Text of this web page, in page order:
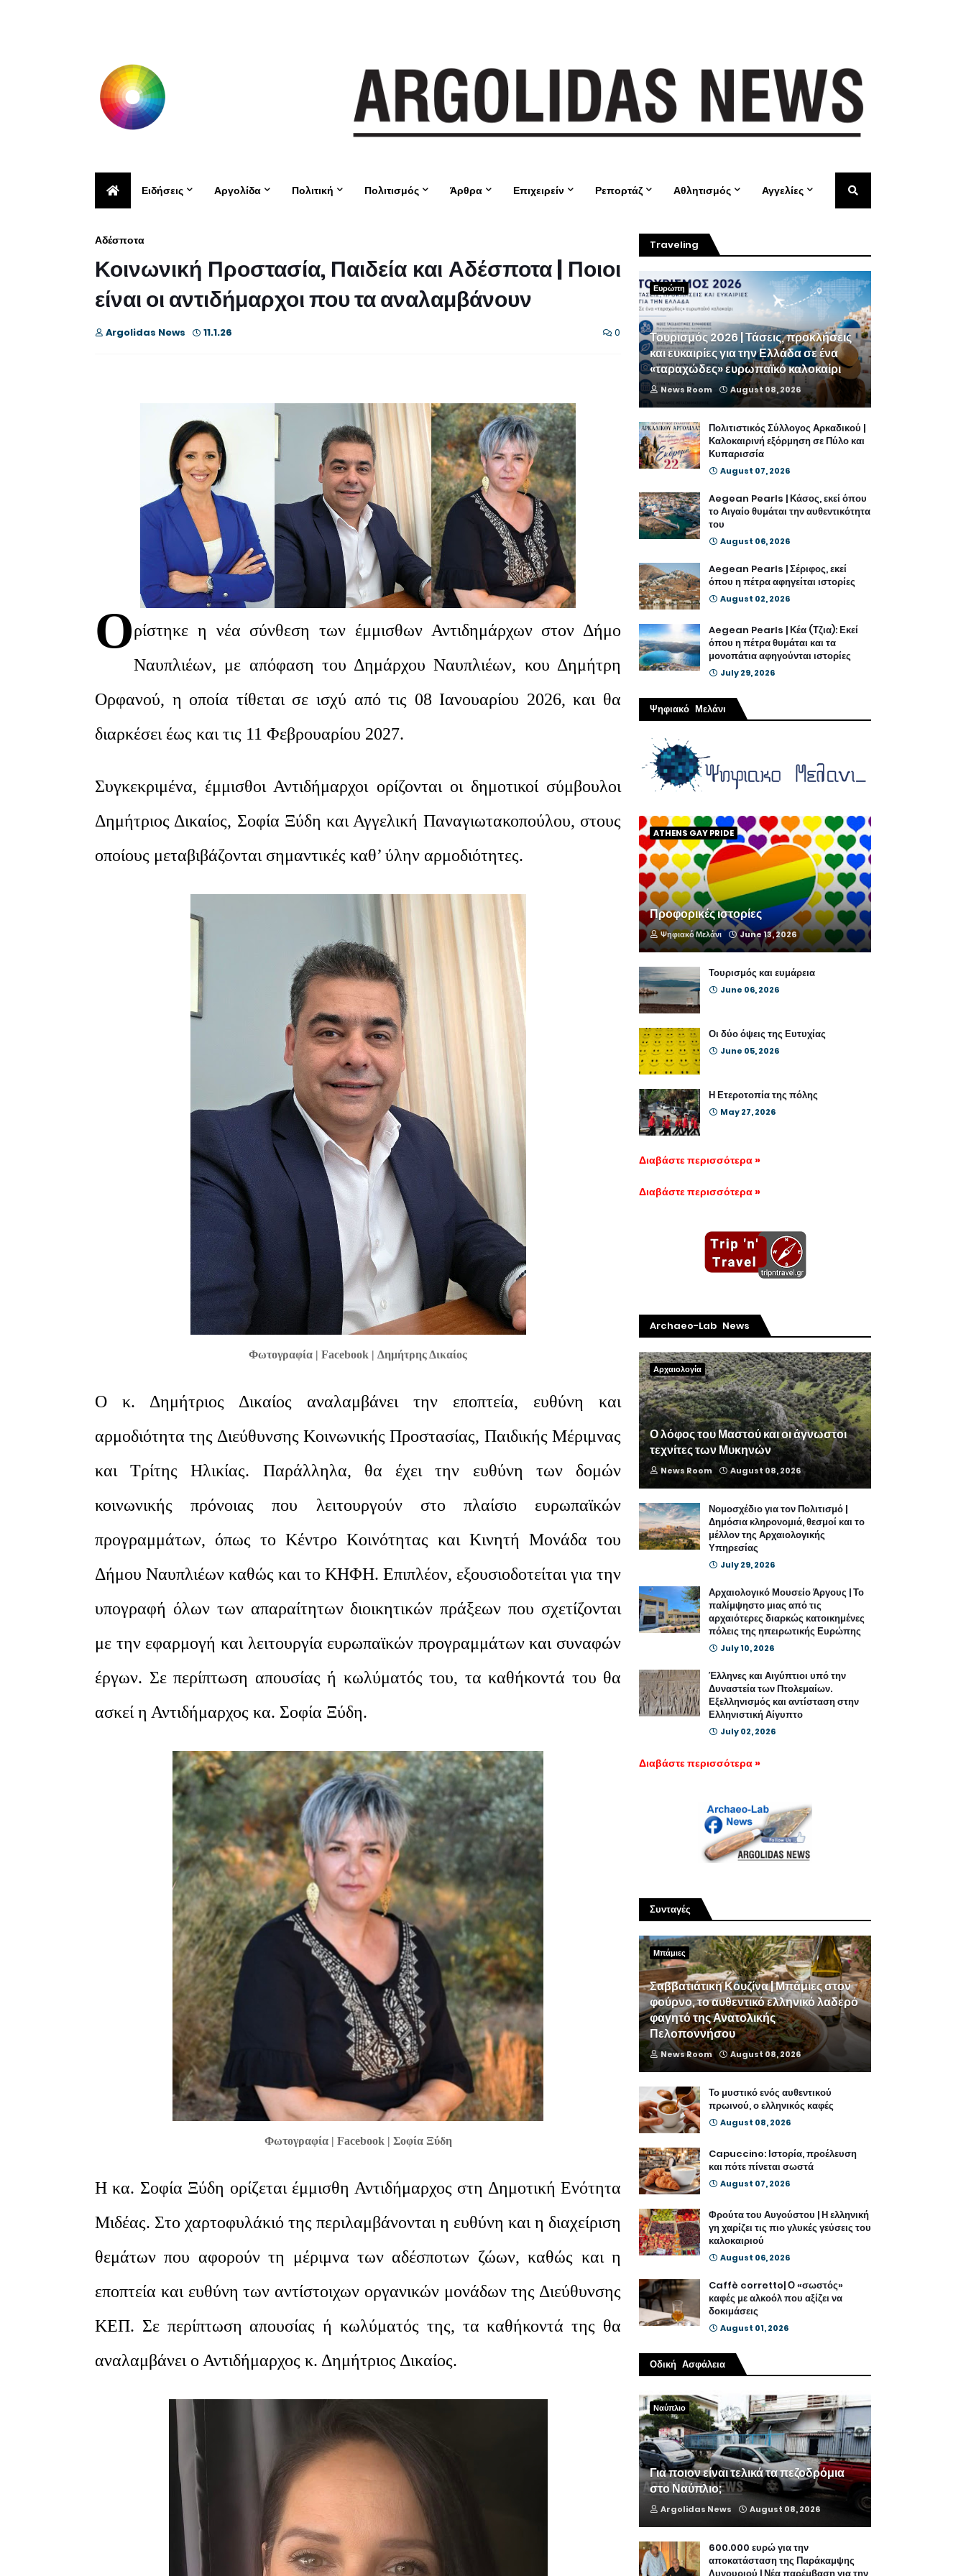
Ειδήσεις Αργολίδα Πολιτική Πολιτισμός Άρθρα Επιχειρείν Ρεπορτάζ Αθλητισμός Αγγελίες
Αδέσποτα
Κοινωνική Προστασία, Παιδεία και Αδέσποτα | Ποιοι
είναι οι αντιδήμαρχοι που τα αναλαμβάνουν
Argolidas News 11.1.26 0
Ορίστηκε η νέα σύνθεση των έμμισθων Αντιδημάρχων στον Δήμο
Ναυπλιέων, με απόφαση του Δημάρχου Ναυπλιέων, κου Δημήτρη
Ορφανού, η οποία τίθεται σε ισχύ από τις 08 Ιανουαρίου 2026, και θα
διαρκέσει έως και τις 11 Φεβρουαρίου 2027.
Συγκεκριμένα, έμμισθοι Αντιδήμαρχοι ορίζονται οι δημοτικοί σύμβουλοι
Δημήτριος Δικαίος, Σοφία Ξύδη και Αγγελική Παναγιωτακοπούλου, στους
οποίους μεταβιβάζονται σημαντικές καθ’ ύλην αρμοδιότητες.
Φωτογραφία | Facebook | Δημήτρης Δικαίος
Ο κ. Δημήτριος Δικαίος αναλαμβάνει την εποπτεία, ευθύνη και
αρμοδιότητα της Διεύθυνσης Κοινωνικής Προστασίας, Παιδικής Μέριμνας
και Τρίτης Ηλικίας. Παράλληλα, θα έχει την ευθύνη των δομών
κοινωνικής πρόνοιας που λειτουργούν στο πλαίσιο ευρωπαϊκών
προγραμμάτων, όπως το Κέντρο Κοινότητας και Κινητή Μονάδα του
Δήμου Ναυπλιέων καθώς και το ΚΗΦΗ. Επιπλέον, εξουσιοδοτείται για την
υπογραφή όλων των απαραίτητων διοικητικών πράξεων που σχετίζονται
με την εφαρμογή και λειτουργία ευρωπαϊκών προγραμμάτων και συναφών
έργων. Σε περίπτωση απουσίας ή κωλύματός του, τα καθήκοντά του θα
ασκεί η Αντιδήμαρχος κα. Σοφία Ξύδη.
Φωτογραφία | Facebook | Σοφία Ξύδη
Η κα. Σοφία Ξύδη ορίζεται έμμισθη Αντιδήμαρχος στη Δημοτική Ενότητα
Μιδέας. Στο χαρτοφυλάκιό της περιλαμβάνονται η ευθύνη και η διαχείριση
θεμάτων που αφορούν τη μέριμνα των αδέσποτων ζώων, καθώς και η
εποπτεία και ευθύνη των αντίστοιχων οργανικών μονάδων της Διεύθυνσης
ΚΕΠ. Σε περίπτωση απουσίας ή κωλύματός της, τα καθήκοντά της θα
αναλαμβάνει ο Αντιδήμαρχος κ. Δημήτριος Δικαίος.
Traveling
Ευρώπη
Τουρισμός 2026 | Τάσεις, προκλήσεις
και ευκαιρίες για την Ελλάδα σε ένα
«ταραχώδες» ευρωπαϊκό καλοκαίρι
News Room August 08, 2026
Πολιτιστικός Σύλλογος Αρκαδικού |
Καλοκαιρινή εξόρμηση σε Πύλο και
Κυπαρισσία
August 07, 2026
Aegean Pearls | Κάσος, εκεί όπου
το Αιγαίο θυμάται την αυθεντικότητα
του
August 06, 2026
Aegean Pearls | Σέριφος, εκεί
όπου η πέτρα αφηγείται ιστορίες
August 02, 2026
Aegean Pearls | Κέα (Τζια): Εκεί
όπου η πέτρα θυμάται και τα
μονοπάτια αφηγούνται ιστορίες
July 29, 2026
Ψηφιακό Μελάνι
ATHENS GAY PRIDE
Προφορικές ιστορίες
Ψηφιακό Μελάνι June 13, 2026
Τουρισμός και ευμάρεια
June 06, 2026
Οι δύο όψεις της Ευτυχίας
June 05, 2026
Η Ετεροτοπία της πόλης
May 27, 2026
Διαβάστε περισσότερα »
Διαβάστε περισσότερα »
Archaeo-Lab News
Αρχαιολογία
Ο λόφος του Μαστού και οι άγνωστοι
τεχνίτες των Μυκηνών
News Room August 08, 2026
Νομοσχέδιο για τον Πολιτισμό |
Δημόσια κληρονομιά, θεσμοί και το
μέλλον της Αρχαιολογικής
Υπηρεσίας
July 29, 2026
Αρχαιολογικό Μουσείο Άργους | Το
παλίμψηστο μιας από τις
αρχαιότερες διαρκώς κατοικημένες
πόλεις της ηπειρωτικής Ευρώπης
July 10, 2026
Έλληνες και Αιγύπτιοι υπό την
Δυναστεία των Πτολεμαίων.
Εξελληνισμός και αντίσταση στην
Ελληνιστική Αίγυπτο
July 02, 2026
Διαβάστε περισσότερα »
Συνταγές
Μπάμιες
Σαββατιάτικη Κουζίνα | Μπάμιες στον
φούρνο, το αυθεντικό ελληνικό λαδερό
φαγητό της Ανατολικής
Πελοποννήσου
News Room August 08, 2026
Το μυστικό ενός αυθεντικού
πρωινού, ο ελληνικός καφές
August 08, 2026
Capuccino: Ιστορία, προέλευση
και πότε πίνεται σωστά
August 07, 2026
Φρούτα του Αυγούστου | Η ελληνική
γη χαρίζει τις πιο γλυκές γεύσεις του
καλοκαιριού
August 06, 2026
Caffè corretto| Ο «σωστός»
καφές με αλκοόλ που αξίζει να
δοκιμάσεις
August 01, 2026
Οδική Ασφάλεια
Ναύπλιο
Για ποιον είναι τελικά τα πεζοδρόμια
στο Ναύπλιο;
Argolidas News August 08, 2026
600.000 ευρώ για την
αποκατάσταση της Παράκαμψης